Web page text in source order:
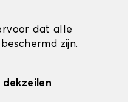
dat alle
zijn.